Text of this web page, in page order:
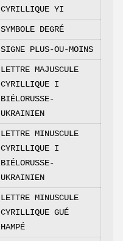
CYRILLIQUE YI
SYMBOLE DEGRÉ
SIGNE PLUS-OU-MOINS
LETTRE MAJUSCULE
CYRILLIQUE I
BIÉLORUSSE-
UKRAINIEN
LETTRE MINUSCULE
CYRILLIQUE I
BIÉLORUSSE-
UKRAINIEN
LETTRE MINUSCULE
CYRILLIQUE GUÉ
HAMPÉ